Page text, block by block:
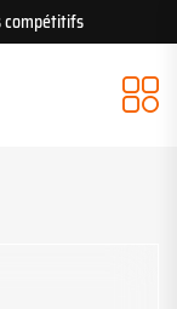
compétitifs